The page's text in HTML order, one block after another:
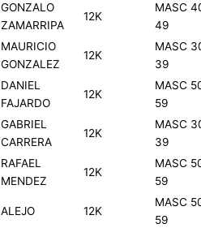
GONZALO
ZAMARRIPA
12K
MASC
49
MAURICIO
GONZALEZ
12K
MASC
39
DANIEL
FAJARDO
12K
MASC
59
GABRIEL
CARRERA
12K
MASC
39
RAFAEL
MENDEZ
12K
MASC
59
ALEJO 12K
MASC
59